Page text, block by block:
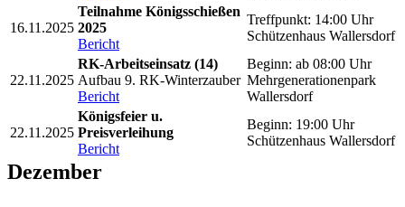
16.11.2025
Teilnahme Königsschießen
2025
Bericht
Treffpunkt: 14:00 Uhr
Schützenhaus Wallersdorf
22.11.2025
RK-Arbeitseinsatz (14)
Aufbau 9. RK-Winterzauber
Bericht
Beginn: ab 08:00 Uhr
Mehrgenerationenpark
Wallersdorf
22.11.2025
Königsfeier u.
Preisverleihung
Bericht
Beginn: 19:00 Uhr
Schützenhaus Wallersdorf
Dezember